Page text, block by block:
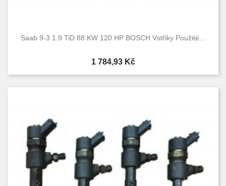
Saab 9-3 1.9 TiD 88 KW 120 HP BOSCH Vstřiky Použité...
Cena
1 784,93 Kč